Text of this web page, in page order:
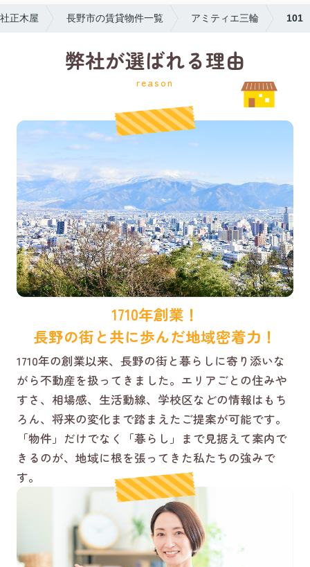
正木屋 長野市の賃貸物件一覧 アミティエ三輪 101
弊社が選ばれる理由
reason
1710年創業！
長野の街と共に歩んだ地域密着力！
1710年の創業以来、長野の街と暮らしに寄り添いな
がら不動産を扱ってきました。エリアごとの住みや
すさ、相場感、生活動線、学校区などの情報はもち
ろん、将来の変化まで踏まえたご提案が可能です。
「物件」だけでなく「暮らし」まで見据えて案内で
きるのが、地域に根を張ってきた私たちの強みで
す。